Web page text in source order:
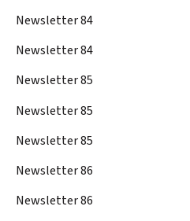
Newsletter 84
Newsletter 84
Newsletter 85
Newsletter 85
Newsletter 85
Newsletter 86
Newsletter 86